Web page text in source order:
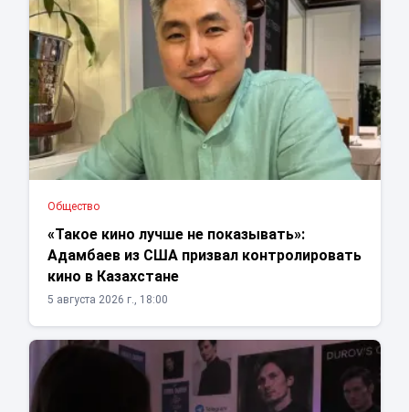
Общество
«Такое кино лучше не показывать»:
Адамбаев из США призвал контролировать
кино в Казахстане
5 августа 2026 г., 18:00